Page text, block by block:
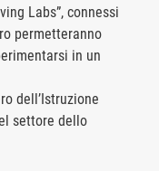
Labs”, connessi
permetteranno
in un
dell’Istruzione
settore dello